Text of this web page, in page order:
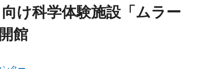
け科学体験施設「ムラー
館